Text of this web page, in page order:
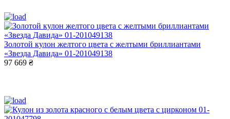
Золотой кулон желтого цвета с желтыми бриллиантами
«Звезда Давида» 01-201049138
97 669 ₴